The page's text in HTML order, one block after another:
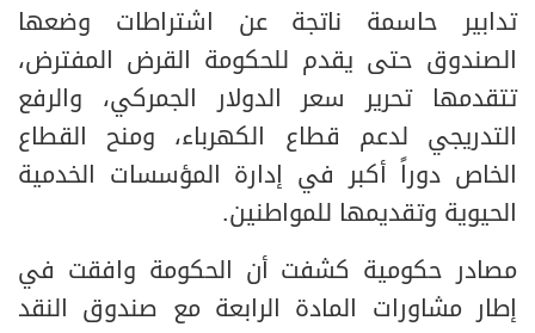
تدابير حاسمة ناتجة عن اشتراطات وضعها
الصندوق حتى يقدم للحكومة القرض المفترض،
تتقدمها تحرير سعر الدولار الجمركي، والرفع
التدريجي لدعم قطاع الكهرباء، ومنح القطاع
الخاص دوراً أكبر في إدارة المؤسسات الخدمية
الحيوية وتقديمها للمواطنين.
مصادر حكومية كشفت أن الحكومة وافقت في
إطار مشاورات المادة الرابعة مع صندوق النقد